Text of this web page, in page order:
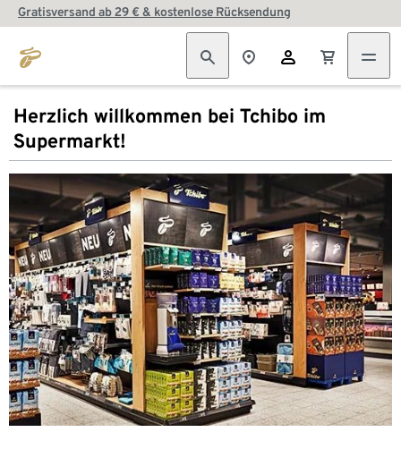
Gratisversand ab 29 € & kostenlose Rücksendung
Herzlich willkommen bei Tchibo im
Supermarkt!